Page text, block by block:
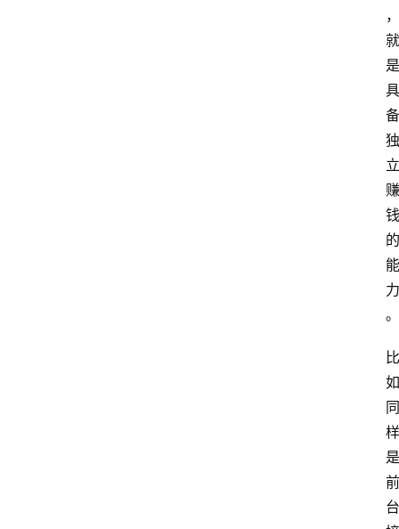
，
就
是
具
备
独
立
赚
钱
的
能
力
。
比
如
同
样
是
前
台